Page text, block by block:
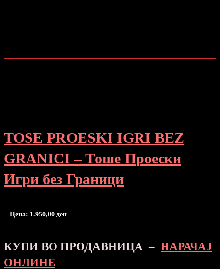
TOSE PROESKI IGRI BEZ
GRANICI – Тоше Проески
Игри без Граници
Цена: 1.950,00 ден
КУПИ ВО ПРОДАВНИЦА – НАРАЧАЈ
ОНЛИНЕ